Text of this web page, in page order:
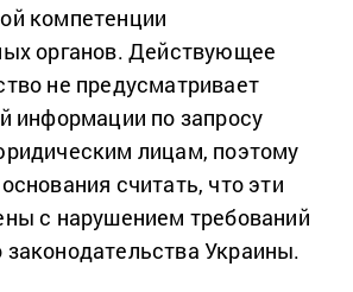
компетенции
органов. Действующее
не предусматривает
информации по запросу
лицам, поэтому
считать, что эти
с нарушением требований
Украины.